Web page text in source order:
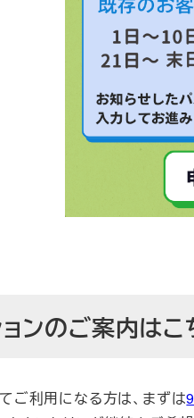
ンのご案内はこ
ご利用になる方は、まずは